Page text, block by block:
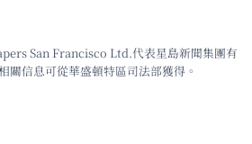
San Francisco Ltd.代表星島新聞集團有
關信息可從華盛頓特區司法部獲得。